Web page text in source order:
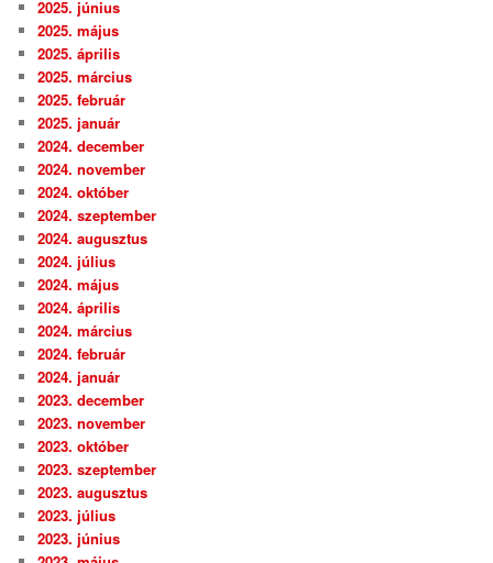
2025. június
2025. május
2025. április
2025. március
2025. február
2025. január
2024. december
2024. november
2024. október
2024. szeptember
2024. augusztus
2024. július
2024. május
2024. április
2024. március
2024. február
2024. január
2023. december
2023. november
2023. október
2023. szeptember
2023. augusztus
2023. július
2023. június